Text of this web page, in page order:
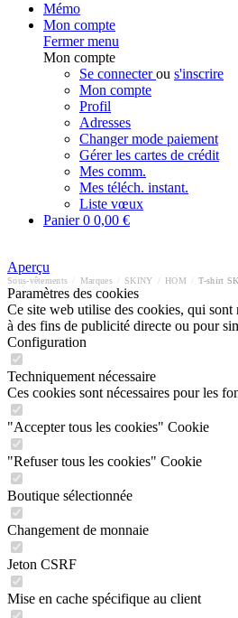
Mémo
Mon compte
Fermer menu
Mon compte
Se connecterou s'inscrire
Mon compte
Profil
Adresses
Changer mode paiement
Gérer les cartes de crédit
Mes comm.
Mes téléch. instant.
Liste vœux
Panier0 0,00 €
Aperçu
Sous-vêtements Marques SKINY HOM T-shirt
Paramètres des cookies
Ce site web utilise des cookies, qui
à des fins de publicité directe ou pour
Configuration
Techniquement nécessaire
Ces cookies sont nécessaires pour les
"Accepter tous les cookies" Cookie
"Refuser tous les cookies" Cookie
Boutique sélectionnée
Changement de monnaie
Jeton CSRF
Mise en cache spécifique au client